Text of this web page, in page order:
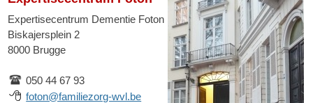
Expertisecentrum Dementie Foton
Biskajersplein 2
8000 Brugge
050 44 67 93
foton@familiezorg-wvl.be